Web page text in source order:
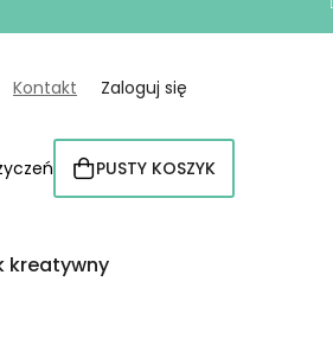
Kontakt Zaloguj się
KOSZYK
PUSTY KOSZYK
kreatywny